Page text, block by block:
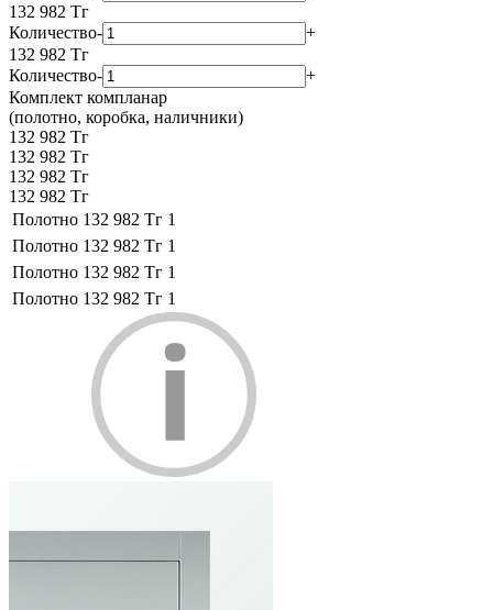
132 982 Тг
Количество-
+
132 982 Тг
Количество-
+
Комплект компланар
(полотно, коробка, наличники)
132 982 Тг
132 982 Тг
132 982 Тг
132 982 Тг
Полотно 132 982 Тг 1
Полотно 132 982 Тг 1
Полотно 132 982 Тг 1
Полотно 132 982 Тг 1